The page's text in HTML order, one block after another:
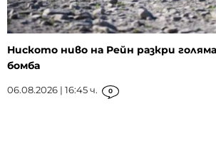
Ниското ниво на Рейн разкри
бомба
06.08.2026 | 16:45 ч. 0